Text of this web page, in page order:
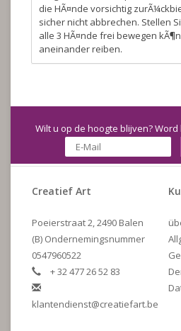
die HÃ¤nde vorsichtig
sicher nicht abbrechen. Stellen
alle 3 HÃ¤nde frei bewegen
aneinander reiben.
Wilt u op de hoogte blijven?
Creatief Art
Poeierstraat 2, 2490 Balen
(B) Ondernemingsnummer
0547960522
+ 32 477 26 52 83
klantendienst@creatiefart.be